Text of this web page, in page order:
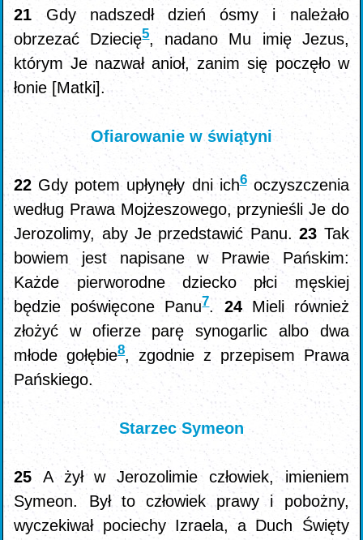
21Gdy nadszedł dzień ósmy i należało
obrzezać Dziecię5, nadano Mu imię Jezus,
którym Je nazwał anioł, zanim się poczęło w
łonie [Matki].
Ofiarowanie w świątyni
22 Gdy potem upłynęły dni ich6oczyszczenia
według Prawa Mojżeszowego, przynieśli Je do
Jerozolimy, aby Je przedstawić Panu.23 Tak
bowiem jest napisane w Prawie Pańskim:
Każde pierworodne dziecko płci męskiej
będzie poświęcone Panu7. 24 Mieli również
złożyć w ofierze parę synogarlic albo dwa
młode gołębie8, zgodnie z przepisem Prawa
Pańskiego.
Starzec Symeon
25A żył w Jerozolimie człowiek, imieniem
Symeon. Był to człowiek prawy i pobożny,
wyczekiwał pociechy Izraela, a Duch Święty